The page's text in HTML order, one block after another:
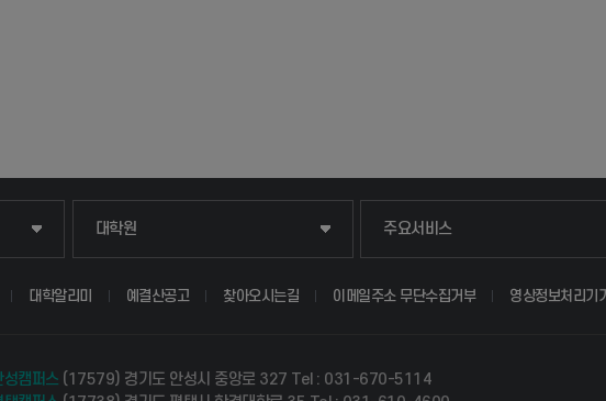
대학원
일반대학원
산업대학원
주요서비스
입학안내
웹메일
대학알리미 예결산공고 찾아오시는길 이메일주소 무단수집거부 영상정보처리기
성캠퍼스 (17579) 경기도 안성시 중앙로 327 Tel : 031-670-5114